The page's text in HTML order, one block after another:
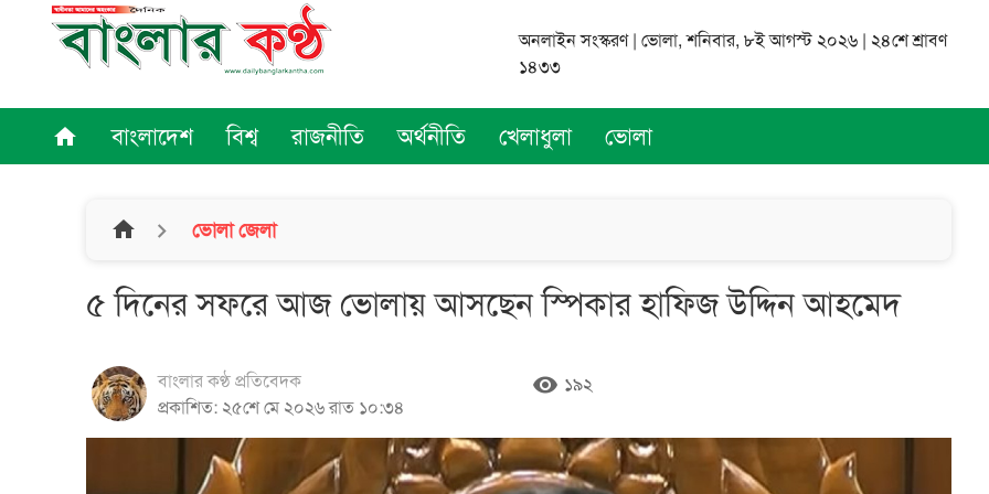
অনলাইন সংস্করণ | ভোলা, শনিবার, ৮ই আগস্ট ২০২৬ | ২৪শে শ্রাবণ
১৪৩৩
home বাংলাদেশ বিশ্ব রাজনীতি অর্থনীতি খেলাধুলা ভোলা
home ভোলা জেলা
৫ দিনের সফরে আজ ভোলায় আসছেন স্পিকার হাফিজ উদ্দিন আহমেদ
বাংলার কণ্ঠ প্রতিবেদক
প্রকাশিত: ২৫শে মে ২০২৬ রাত ১০:৩৪
remove_red_eye ১৯২